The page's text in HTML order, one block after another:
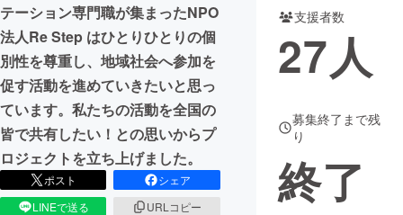
CAMPFIRE for Social Good
CAMPFIRE Creation
CAMPFIREふるさと納税machi-ya コミュニティ
テーション専門職が集まったNPO
法人Re Step はひとりひとりの個
別性を尊重し、地域社会へ参加を
促す活動を進めていきたいと思っ
ています。私たちの活動を全国の
皆で共有したい！との思いからプ
ロジェクトを立ち上げました。
ポスト
シェア
LINEで送る
URLコピー
支援者数
27人
募集終了まで残
り
終了